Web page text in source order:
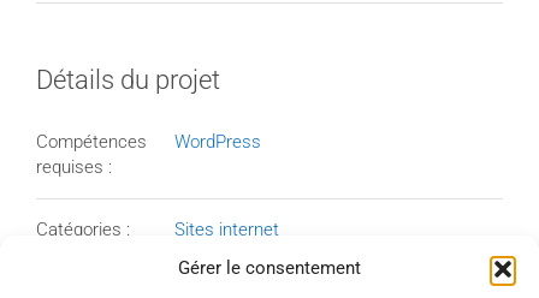
Gérer le consentement
Détails du projet
Compétences
requises :
WordPress
Catégories :
Sites internet
Audit technique